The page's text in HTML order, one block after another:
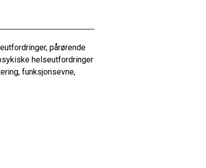
pårørende
helseutfordringer
funksjonsevne,